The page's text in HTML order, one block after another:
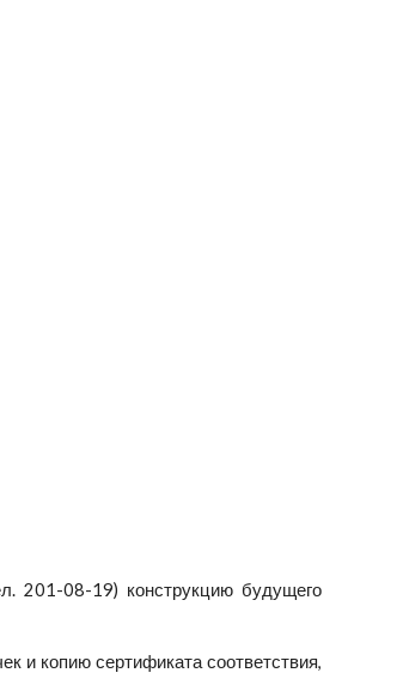
201-08-19) конструкцию будущего
и копию сертификата соответствия,